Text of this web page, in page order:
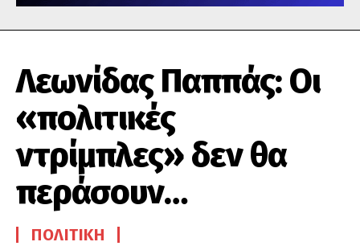
Λεωνίδας Παππάς: Οι
«πολιτικές
ντρίμπλες» δεν θα
περάσουν…
ΠΟΛΙΤΙΚΉ